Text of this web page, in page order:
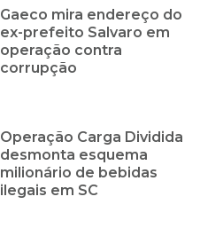
Gaeco mira endereço do
ex-prefeito Salvaro em
operação contra
corrupção
Operação Carga Dividida
desmonta esquema
milionário de bebidas
ilegais em SC